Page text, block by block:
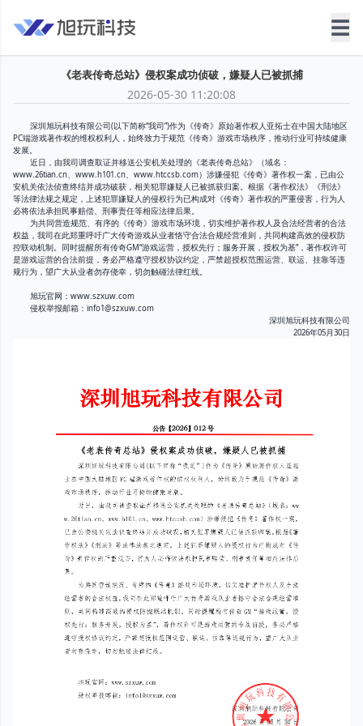
☰
《老表传奇总站》侵权案成功侦破，嫌疑人已被抓捕
2026-05-30 11:20:08
深圳旭玩科技有限公司(以下简称“我司”)作为《传奇》原始著作权人亚拓士在中国大陆地区
PC端游戏著作权的维权权利人，始终致力于规范《传奇》游戏市场秩序，推动行业可持续健康
发展。
近日，由我司调查取证并移送公安机关处理的《老表传奇总站》（域名：
www.26tian.cn、www.h101.cn、www.htccsb.com）涉嫌侵犯《传奇》著作权一案，已由公
安机关依法侦查终结并成功破获，相关犯罪嫌疑人已被抓获归案。根据《著作权法》《刑法》
等法律法规之规定，上述犯罪嫌疑人的侵权行为已构成对《传奇》著作权的严重侵害，行为人
必将依法承担民事赔偿、刑事责任等相应法律后果。
为共同营造规范、有序的《传奇》游戏市场环境，切实维护著作权人及合法经营者的合法
权益，我司在此郑重呼吁广大传奇游戏从业者恪守合法合规经营准则，共同构建高效的侵权防
控联动机制。同时提醒所有传奇GM“游戏运营，授权先行；服务开展，授权为基”，著作权许可
是游戏运营的合法前提，务必严格遵守授权协议约定，严禁超授权范围运营、联运、挂靠等违
规行为，望广大从业者勿存侥幸，切勿触碰法律红线。
旭玩官网：www.szxuw.com
侵权举报邮箱：info1@szxuw.com
深圳旭玩科技有限公司
2026年05月30日